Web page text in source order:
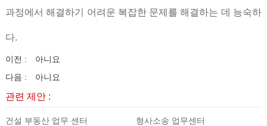
과정에서 해결하기 어려운 복잡한 문제를 해결하는 데 능숙하
다.
이전 :
아니요
다음 :
아니요
관련 제안 :
건설 부동산 업무 센터 형사소송 업무센터